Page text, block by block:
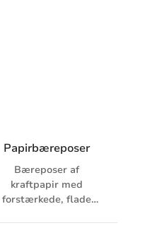
Papirbæreposer
Bæreposer af
kraftpapir med
forstærkede, flade